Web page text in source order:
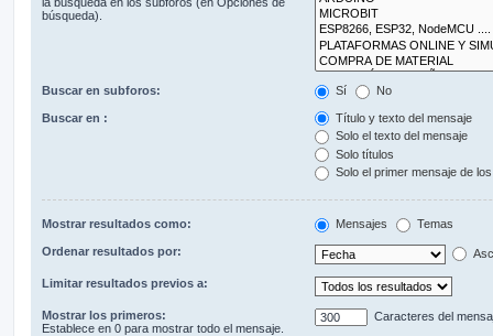
búsqueda).
Buscar en subforos: Sí No
Buscar en :
Título y texto del mensaje
Solo el texto del mensaje
Solo títulos
Solo el primer mensaje de
Mostrar resultados como: Mensajes Temas
Ordenar resultados por:
Limitar resultados previos a:
Mostrar los primeros:
Establece en 0 para mostrar todo el mensaje.
Caracteres del